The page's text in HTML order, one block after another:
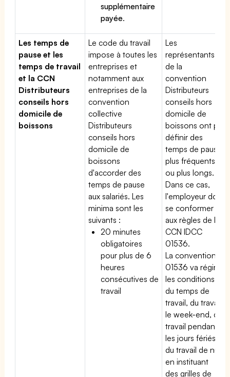
supplémentaire
payée.
Les temps de
pause et les
temps de travail
et la CCN
Distributeurs
conseils hors
domicile de
boissons
Le code du travail
impose à toutes les
entreprises et
notamment aux
entreprises de la
convention
collective
Distributeurs
conseils hors
domicile de
boissons
d'accorder des
temps de pause
aux salariés. Les
minima sont les
suivants :
20 minutes
obligatoires
pour plus de 6
heures
consécutives de
travail
Les
représentants
de la
convention
Distributeurs
conseils hors
domicile de
boissons ont pu
définir des
temps de pause
plus fréquents
ou plus longs.
Dans ce cas,
l'employeur doit
se conformer
aux règles de la
CCN IDCC
01536.
La convention
01536 va régir
les conditions
du temps de
travail, du travail
le week-end, du
travail pendant
les jours fériés,
du travail de nuit
en instituant
des grilles de